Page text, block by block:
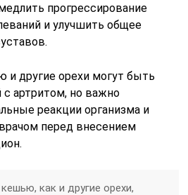
прогрессирование
и улучшить общее
и другие орехи могут быть
артритом, но важно
реакции организма и
перед внесением
как и другие орехи,